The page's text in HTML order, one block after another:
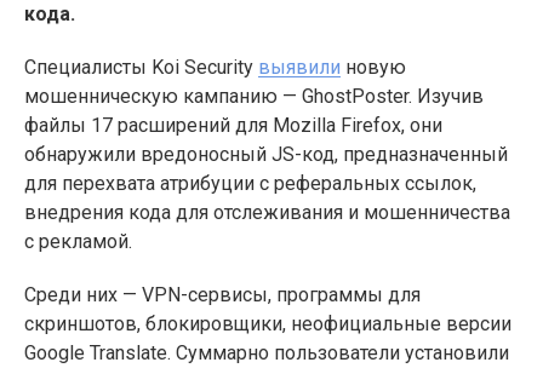
кода.
Специалисты Koi Security выявили новую
мошенническую кампанию — GhostPoster. Изучив
файлы 17 расширений для Mozilla Firefox, они
обнаружили вредоносный JS-код, предназначенный
для перехвата атрибуции с реферальных ссылок,
внедрения кода для отслеживания и мошенничества
с рекламой.
Среди них — VPN-сервисы, программы для
скриншотов, блокировщики, неофициальные версии
Google Translate. Суммарно пользователи установили